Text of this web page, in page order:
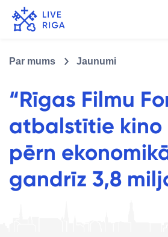
Par mums Jaunumi
“Rīgas Filmu
atbalstītie kino
pērn
gandrīz 3,8